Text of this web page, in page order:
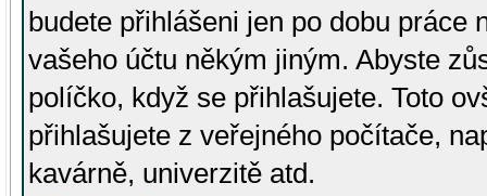
budete přihlášeni jen po dobu práce
vašeho účtu někým jiným. Abyste
políčko, když se přihlašujete. Toto
přihlašujete z veřejného počítače,
kavárně, univerzitě atd.